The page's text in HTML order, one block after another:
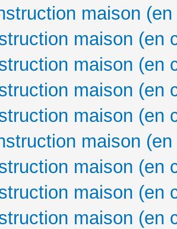
maison
maison (en
maison (en
maison (en
maison (en
maison
maison (en
maison (en
maison (en